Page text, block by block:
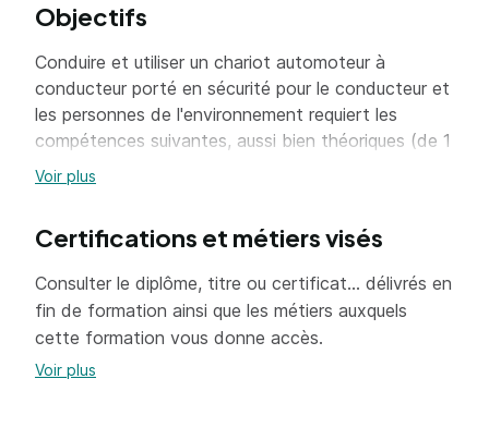
Objectifs
Conduire et utiliser un chariot automoteur à
conducteur porté en sécurité pour le conducteur et
les personnes de l'environnement requiert les
compétences suivantes, aussi bien théoriques (de 1
à 8) que pratiques (de 9 à 11) :
acteurs organisant l'acte de conduire (le
technique, le conducteur, ..).
2. Connaitre la technologie des chariots
utilisés, la terminologie, les dispositifs de
Voir plus
Certifications et métiers visés
Consulter le diplôme, titre ou certificat... délivrés en
fin de formation ainsi que les métiers auxquels
cette formation vous donne accès.
Voir plus